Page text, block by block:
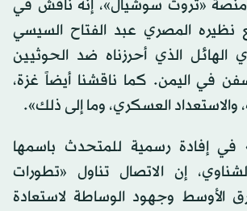
«تروث سوشيال»، إنه ناقش في
نظيره المصري عبد الفتاح السيسي
الهائل الذي أحرزناه ضد الحوثيين
في اليمن. كما ناقشنا أيضاً غزة،
والاستعداد العسكري، وما إلى ذلك».
في إفادة رسمية للمتحدث باسمها
إن الاتصال تناول «تطورات
الأوسط وجهود الوساطة لاستعادة